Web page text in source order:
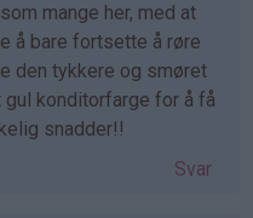
mange her, med at
å bare fortsette å røre
den tykkere og smøret
konditorfarge for å få
snadder!!
Svar